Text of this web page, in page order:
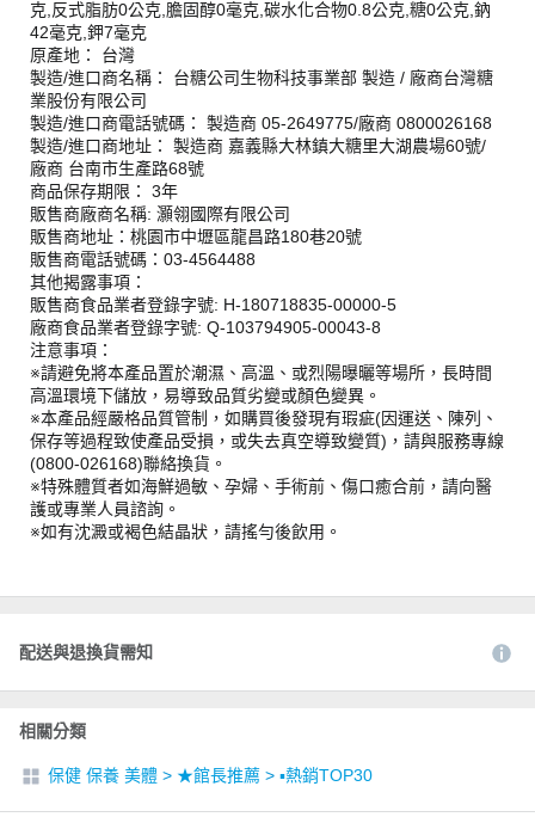
克,反式脂肪0公克,膽固醇0毫克,碳水化合物0.8公克,糖0公克,鈉
42毫克,鉀7毫克
原產地： 台灣
製造/進口商名稱： 台糖公司生物科技事業部 製造 / 廠商台灣糖
業股份有限公司
製造/進口商電話號碼： 製造商 05-2649775/廠商 0800026168
製造/進口商地址： 製造商 嘉義縣大林鎮大糖里大湖農場60號/
廠商 台南市生產路68號
商品保存期限： 3年
販售商廠商名稱: 灝翎國際有限公司
販售商地址：桃園市中壢區龍昌路180巷20號
販售商電話號碼：03-4564488
其他揭露事項：
販售商食品業者登錄字號: H-180718835-00000-5
廠商食品業者登錄字號: Q-103794905-00043-8
注意事項：
※請避免將本產品置於潮濕、高溫、或烈陽曝曬等場所，長時間
高溫環境下儲放，易導致品質劣變或顏色變異。
※本產品經嚴格品質管制，如購買後發現有瑕疵(因運送、陳列、
保存等過程致使產品受損，或失去真空導致變質)，請與服務專線
(0800-026168)聯絡換貨。
※特殊體質者如海鮮過敏、孕婦、手術前、傷口癒合前，請向醫
護或專業人員諮詢。
※如有沈澱或褐色結晶狀，請搖勻後飲用。
配送與退換貨需知
相關分類
保健 保養 美體 > ★館長推薦 > ▪︎熱銷TOP30